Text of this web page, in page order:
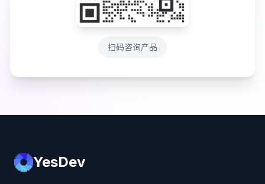
扫码咨询产品
YesDev